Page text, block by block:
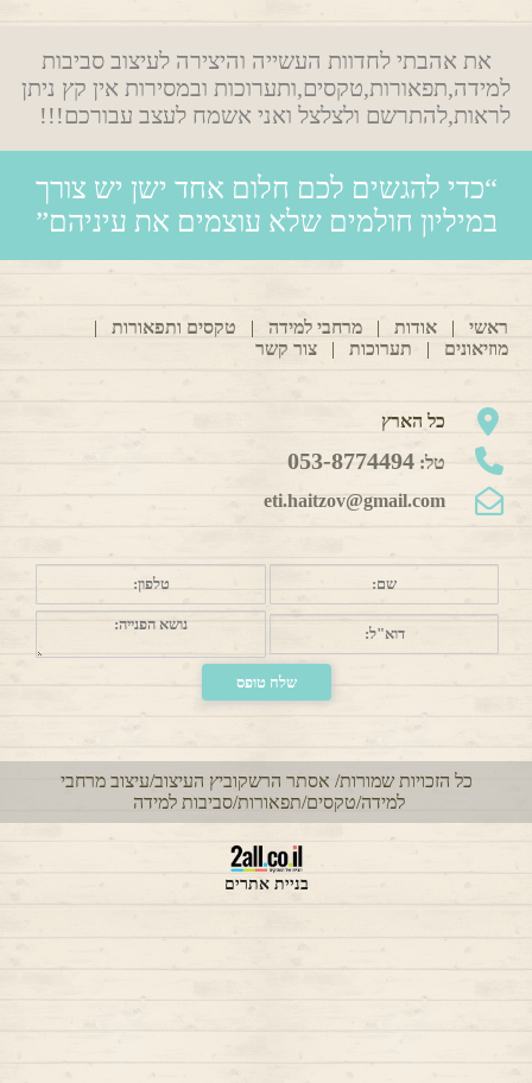
את אהבתי לחדוות העשייה והיצירה לעיצוב סביבות
למידה,תפאורות,טקסים,ותערוכות ובמסירות אין קץ ניתן
לראות,להתרשם ולצלצל ואני אשמח לעצב עבורכם!!!
“כדי להגשים לכם חלום אחד ישן יש צורך
במיליון חולמים שלא עוצמים את עיניהם”
ראשי| אודות| מרחבי למידה| טקסים ותפאורות|
מוזיאונים| תערוכות| צור קשר
כל הארץ
טל:053-8774494
eti.haitzov@gmail.com
כל הזכויות שמורות/ אסתר הרשקוביץ העיצוב/עיצוב מרחבי
למידה/טקסים/תפאורות/סביבות למידה
בניית אתרים